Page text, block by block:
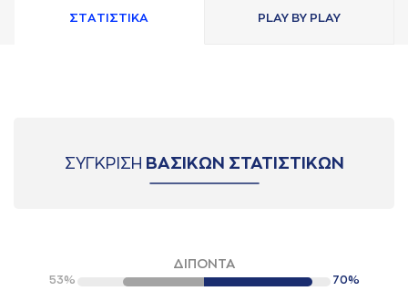
ΣΤAΤΙΣΤΙΚA PLAY BY PLAY
ΣΥΓΚΡΙΣΗ ΒΑΣΙΚΩΝ ΣΤΑΤΙΣΤΙΚΩΝ
ΔΙΠΟΝΤΑ
53% 70%